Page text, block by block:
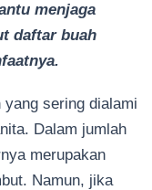
menjaga
daftar buah
sering dialami
Dalam jumlah
merupakan
Namun, jika